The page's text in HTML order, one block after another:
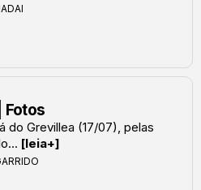
Fotos
do Grevillea (17/07), pelas
[leia+]